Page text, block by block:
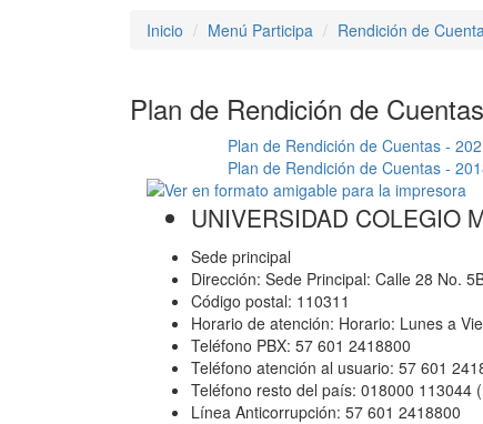
Inicio
Menú Participa Rendición de
Plan de Rendición de Cuentas
Plan de Rendición de Cuentas -
Plan de Rendición de Cuentas -
UNIVERSIDAD COLEGIO
Sede principal
Dirección: Sede Principal: Calle 28 No.
Código postal: 110311
Horario de atención: Horario: Lunes a
Teléfono PBX: 57 601 2418800
Teléfono atención al usuario: 57 601
Teléfono resto del país: 018000 113044
Línea Anticorrupción: 57 601 2418800